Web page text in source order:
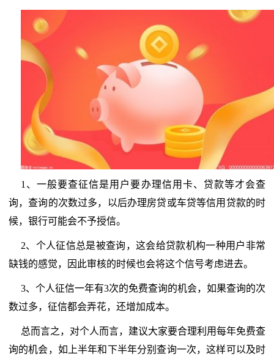
1、一般要查征信是用户要办理信用卡、贷款等才会查
询，查询的次数过多，以后办理房贷或车贷等信用贷款的时
候，银行可能会不予授信。
2、个人征信总是被查询，这会给贷款机构一种用户非常
缺钱的感觉，因此审核的时候也会将这个信号考虑进去。
3、个人征信一年有3次的免费查询的机会，如果查询的次
数过多，征信都会弄花，还增加成本。
总而言之，对个人而言，建议大家要合理利用每年免费查
询的机会，如上半年和下半年分别查询一次，这样可以及时